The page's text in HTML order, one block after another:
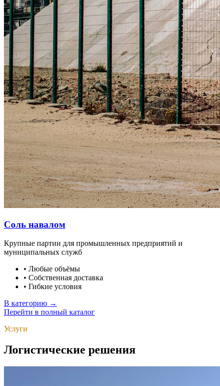
Соль навалом
Крупные партии для промышленных предприятий и
муниципальных служб
• Любые объёмы
• Собственная доставка
• Гибкие условия
В категорию →
Перейти в полный каталог
Услуги
Логистические решения